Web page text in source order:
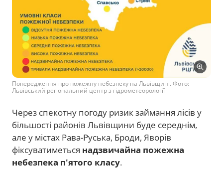
Попередження про пожежну небезпеку на Львівщині. Фото:
Львівський регіональний центр з гідрометеорології
Через спекотну погоду ризик займання лісів у
більшості районів Львівщини буде середнім,
але у містах Рава-Руська, Броди, Яворів
фіксуватиметься надзвичайна пожежна
небезпека п'ятого класу.